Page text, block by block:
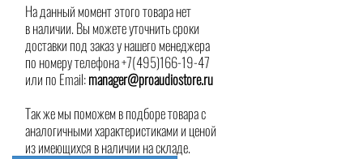
На данный момент этого товара нет
в наличии. Вы можете уточнить сроки
доставки под заказ у нашего менеджера
по номеру телефона +7(495)166-19-47
или по Email:manager@proaudiostore.ru
Так же мы поможем в подборе товара с
аналогичными характеристиками и ценой
из имеющихся в наличии на складе.